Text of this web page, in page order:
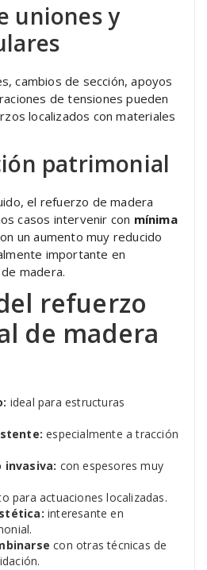
uniones y
cambios de sección, apoyos
de tensiones pueden
localizados con materiales
patrimonial
el refuerzo de madera
casos intervenir con mínima
un aumento muy reducido
importante en
madera.
refuerzo
de madera
ideal para estructuras
especialmente a tracción
invasiva: con espesores muy
para actuaciones localizadas.
interesante en
con otras técnicas de